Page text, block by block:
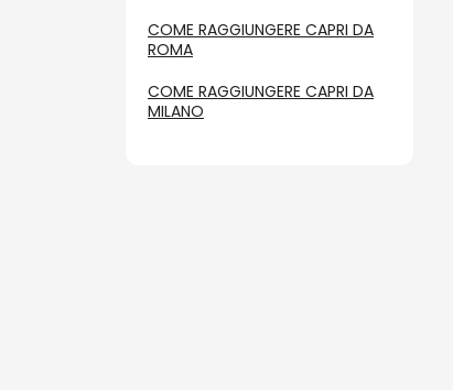
COME RAGGIUNGERE CAPRI DA
ROMA
COME RAGGIUNGERE CAPRI DA
MILANO